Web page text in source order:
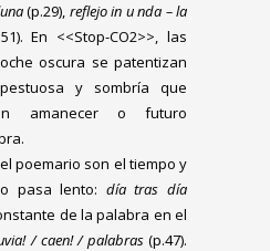
(p.29), reflejo in u nda – la
En <<Stop-CO2>>, las
oscura se patentizan
y sombría que
amanecer o futuro
poemario son el tiempo y
pasa lento: día tras día
de la palabra en el
/ caen! / palabras(p.47).